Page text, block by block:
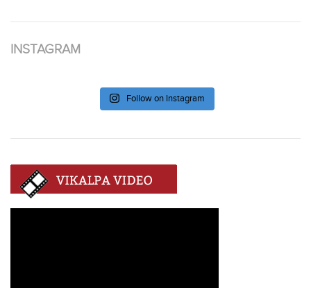
INSTAGRAM
Follow on Instagram